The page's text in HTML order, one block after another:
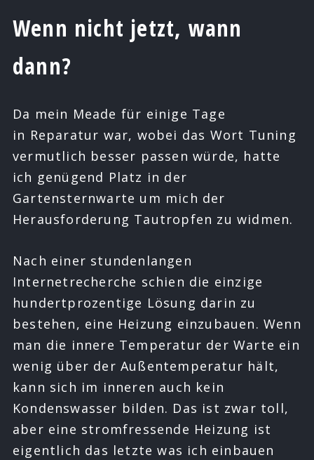
Wenn nicht jetzt, wann
dann?
Da mein Meade für einige Tage
in Reparatur war, wobei das Wort Tuning
vermutlich besser passen würde, hatte
ich genügend Platz in der
Gartensternwarte um mich der
Herausforderung Tautropfen zu widmen.
Nach einer stundenlangen
Internetrecherche schien die einzige
hundertprozentige Lösung darin zu
bestehen, eine Heizung einzubauen. Wenn
man die innere Temperatur der Warte ein
wenig über der Außentemperatur hält,
kann sich im inneren auch kein
Kondenswasser bilden. Das ist zwar toll,
aber eine stromfressende Heizung ist
eigentlich das letzte was ich einbauen